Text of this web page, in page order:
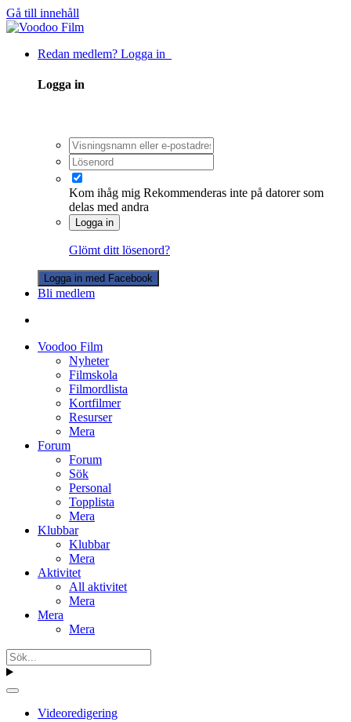
Gå till innehåll
Redan medlem? Logga in
Logga in
Kom ihåg mig Rekommenderas inte på datorer som
delas med andra
Logga in
Glömt ditt lösenord?
Logga in med Facebook
Bli medlem
Voodoo Film
Nyheter
Filmskola
Filmordlista
Kortfilmer
Resurser
Mera
Forum
Forum
Sök
Personal
Topplista
Mera
Klubbar
Klubbar
Mera
Aktivitet
All aktivitet
Mera
Mera
Mera
Videoredigering